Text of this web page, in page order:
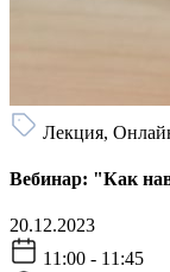
Лекция,
Вебинар: "Как
20.12.2023
11:00 - 11:45